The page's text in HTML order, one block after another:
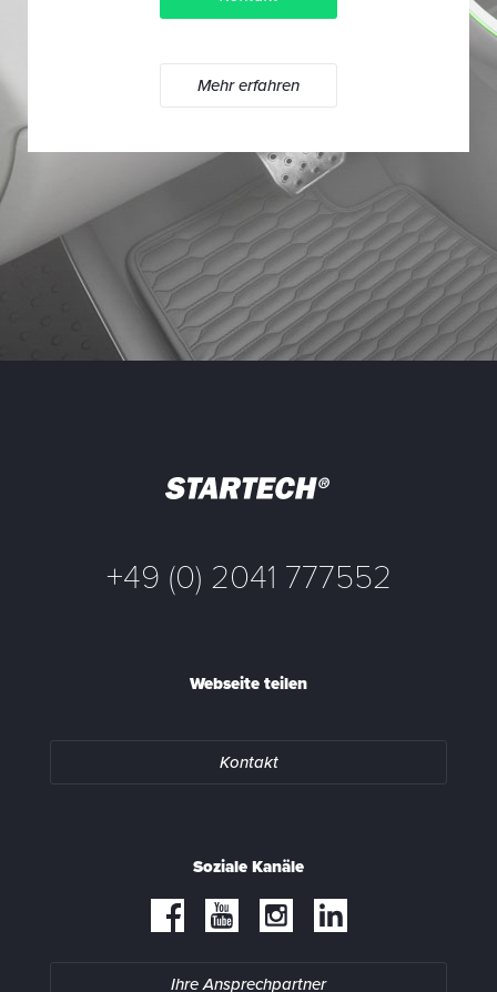
Mehr erfahren
+49 (0) 2041 777552
Webseite teilen
Kontakt
Soziale Kanäle
Ihre Ansprechpartner